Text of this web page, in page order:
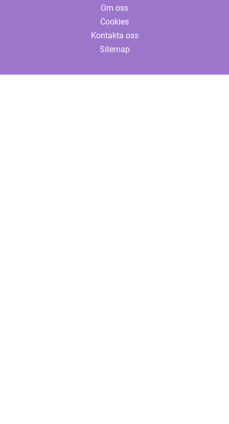
Om oss
Cookies
Kontakta oss
Sitemap